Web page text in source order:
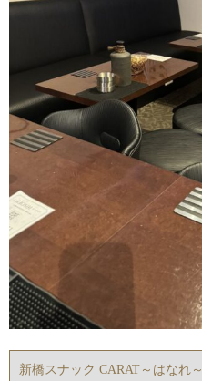
新橋スナック CARAT～はなれ～